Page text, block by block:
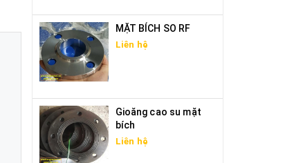
MẶT BÍCH SO RF
Liên hệ
Gioăng cao su mặt
bích
Liên hệ